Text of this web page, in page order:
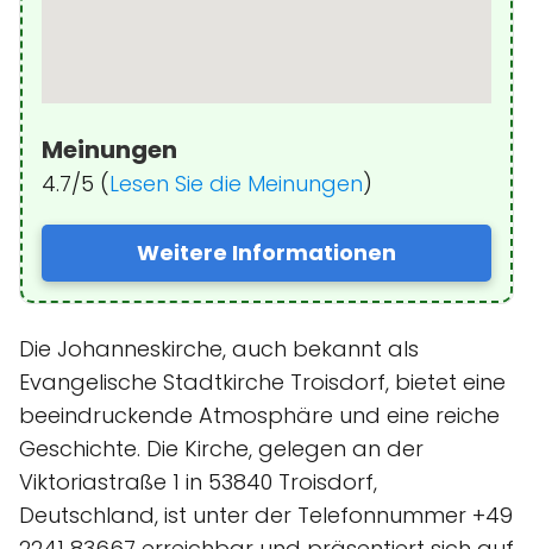
Meinungen
4.7/5 (Lesen Sie die Meinungen)
Weitere Informationen
Die Johanneskirche, auch bekannt als
Evangelische Stadtkirche Troisdorf, bietet eine
beeindruckende Atmosphäre und eine reiche
Geschichte. Die Kirche, gelegen an der
Viktoriastraße 1 in 53840 Troisdorf,
Deutschland, ist unter der Telefonnummer +49